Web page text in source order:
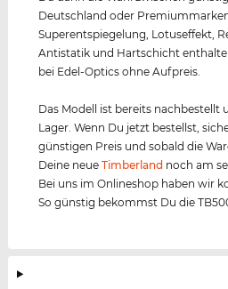
Deutschland oder
Superentspiegelung, Lotuseffekt,
Antistatik und Hartschicht
bei Edel-Optics ohne Aufpreis.
Das Modell ist bereits nachbestellt
Lager. Wenn Du jetzt bestellst,
günstigen Preis und sobald die
Deine neueTimberland noch am
Bei uns im Onlineshop haben wir
So günstig bekommst Du die